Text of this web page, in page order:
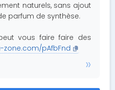
naturels, sans ajout
parfum de synthèse.
vous faire faire des
zone.com/pAfbFnd